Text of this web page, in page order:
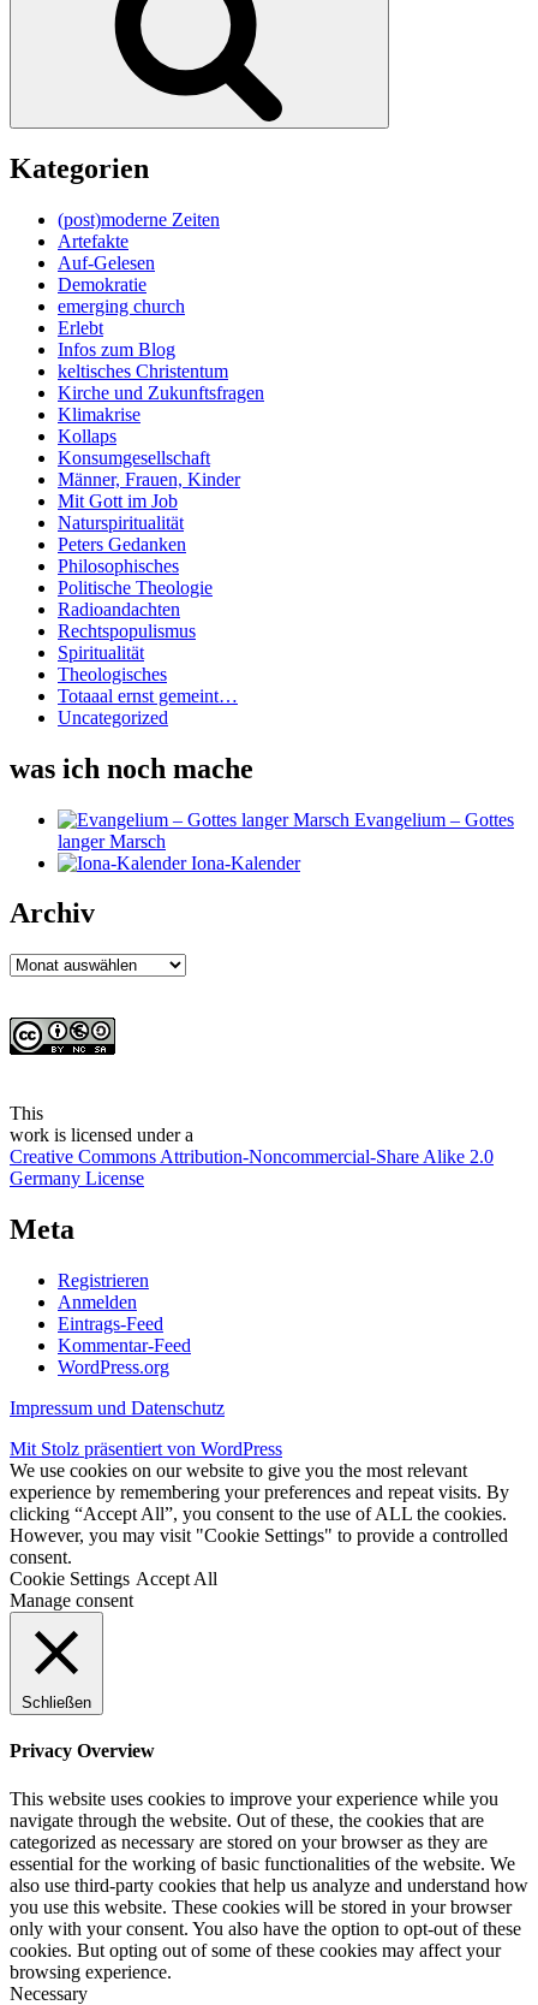
Kategorien
(post)moderne Zeiten
Artefakte
Auf-Gelesen
Demokratie
emerging church
Erlebt
Infos zum Blog
keltisches Christentum
Kirche und Zukunftsfragen
Klimakrise
Kollaps
Konsumgesellschaft
Männer, Frauen, Kinder
Mit Gott im Job
Naturspiritualität
Peters Gedanken
Philosophisches
Politische Theologie
Radioandachten
Rechtspopulismus
Spiritualität
Theologisches
Totaaal ernst gemeint…
Uncategorized
was ich noch mache
Evangelium – Gottes
langer Marsch
Iona-Kalender
Archiv
Archiv
This
work is licensed under a
Creative Commons Attribution-Noncommercial-Share Alike 2.0
Germany License
Meta
Registrieren
Anmelden
Eintrags-Feed
Kommentar-Feed
WordPress.org
Impressum und Datenschutz
Mit Stolz präsentiert von WordPress
We use cookies on our website to give you the most relevant
experience by remembering your preferences and repeat visits. By
clicking “Accept All”, you consent to the use of ALL the cookies.
However, you may visit "Cookie Settings" to provide a controlled
consent.
Cookie Settings Accept All
Manage consent
Schließen
Privacy Overview
This website uses cookies to improve your experience while you
navigate through the website. Out of these, the cookies that are
categorized as necessary are stored on your browser as they are
essential for the working of basic functionalities of the website. We
also use third-party cookies that help us analyze and understand how
you use this website. These cookies will be stored in your browser
only with your consent. You also have the option to opt-out of these
cookies. But opting out of some of these cookies may affect your
browsing experience.
Necessary